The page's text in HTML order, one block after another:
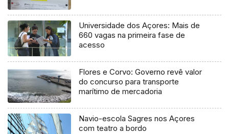
Universidade dos Açores: Mais de
660 vagas na primeira fase de
acesso
Flores e Corvo: Governo revê valor
do concurso para transporte
marítimo de mercadoria
Navio-escola Sagres nos Açores
com teatro a bordo